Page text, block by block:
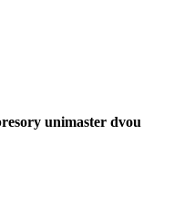
unimaster dvou